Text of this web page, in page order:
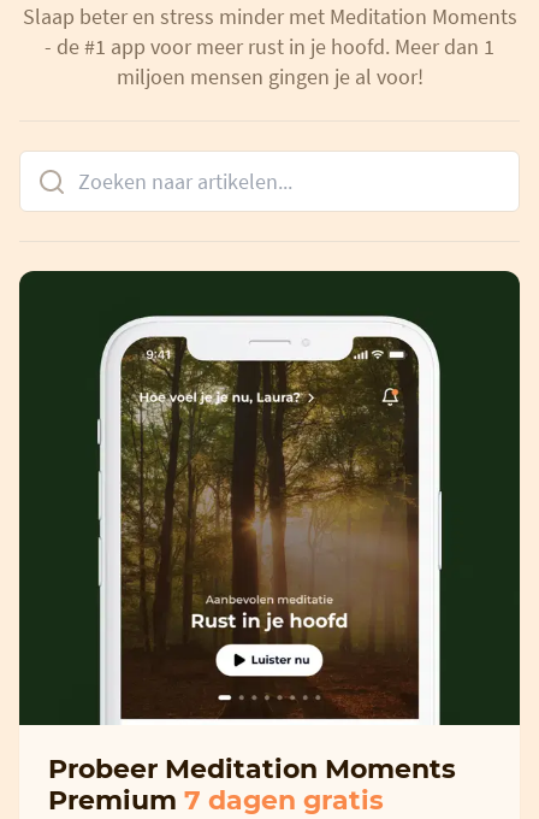
Slaap beter en stress minder met Meditation Moments
- de #1 app voor meer rust in je hoofd. Meer dan 1
miljoen mensen gingen je al voor!
Probeer Meditation Moments
Premium 7 dagen gratis